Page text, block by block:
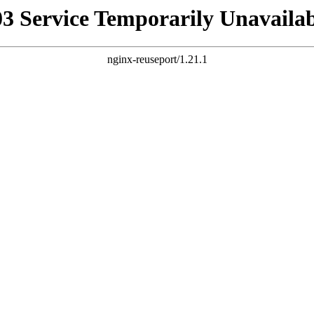
Service Temporarily
nginx-reuseport/1.21.1